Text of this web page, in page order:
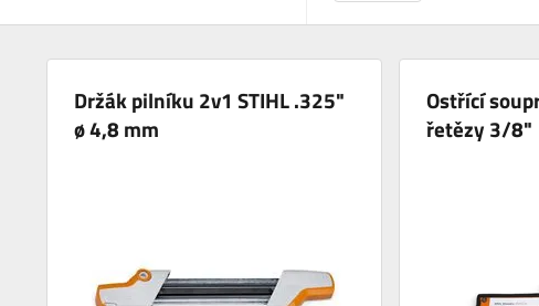
Držák pilníku 2v1 STIHL .325"
ø 4,8 mm
Ostřící
řetězy 3/8"